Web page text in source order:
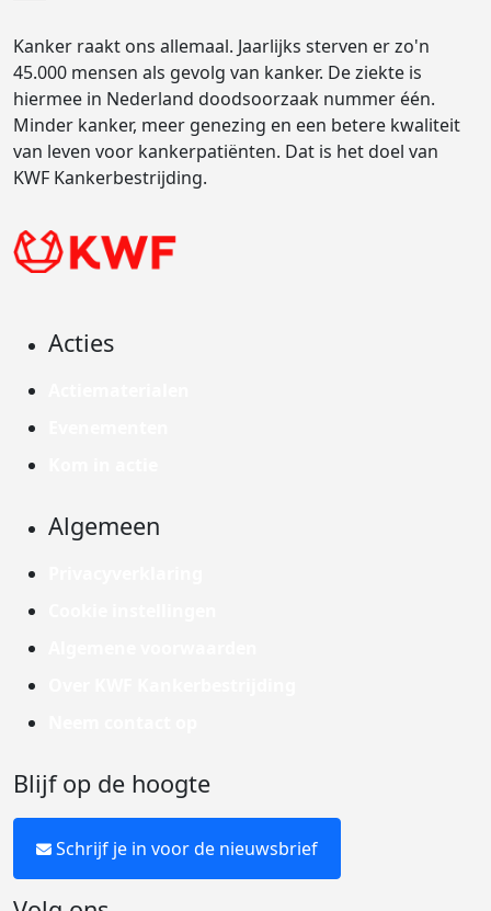
Kanker raakt ons allemaal. Jaarlijks sterven er zo'n
45.000 mensen als gevolg van kanker. De ziekte is
hiermee in Nederland doodsoorzaak nummer één.
Minder kanker, meer genezing en een betere kwaliteit
van leven voor kankerpatiënten. Dat is het doel van
KWF Kankerbestrijding.
Acties
Algemeen
Blijf op de hoogte
Schrijf je in voor de nieuwsbrief